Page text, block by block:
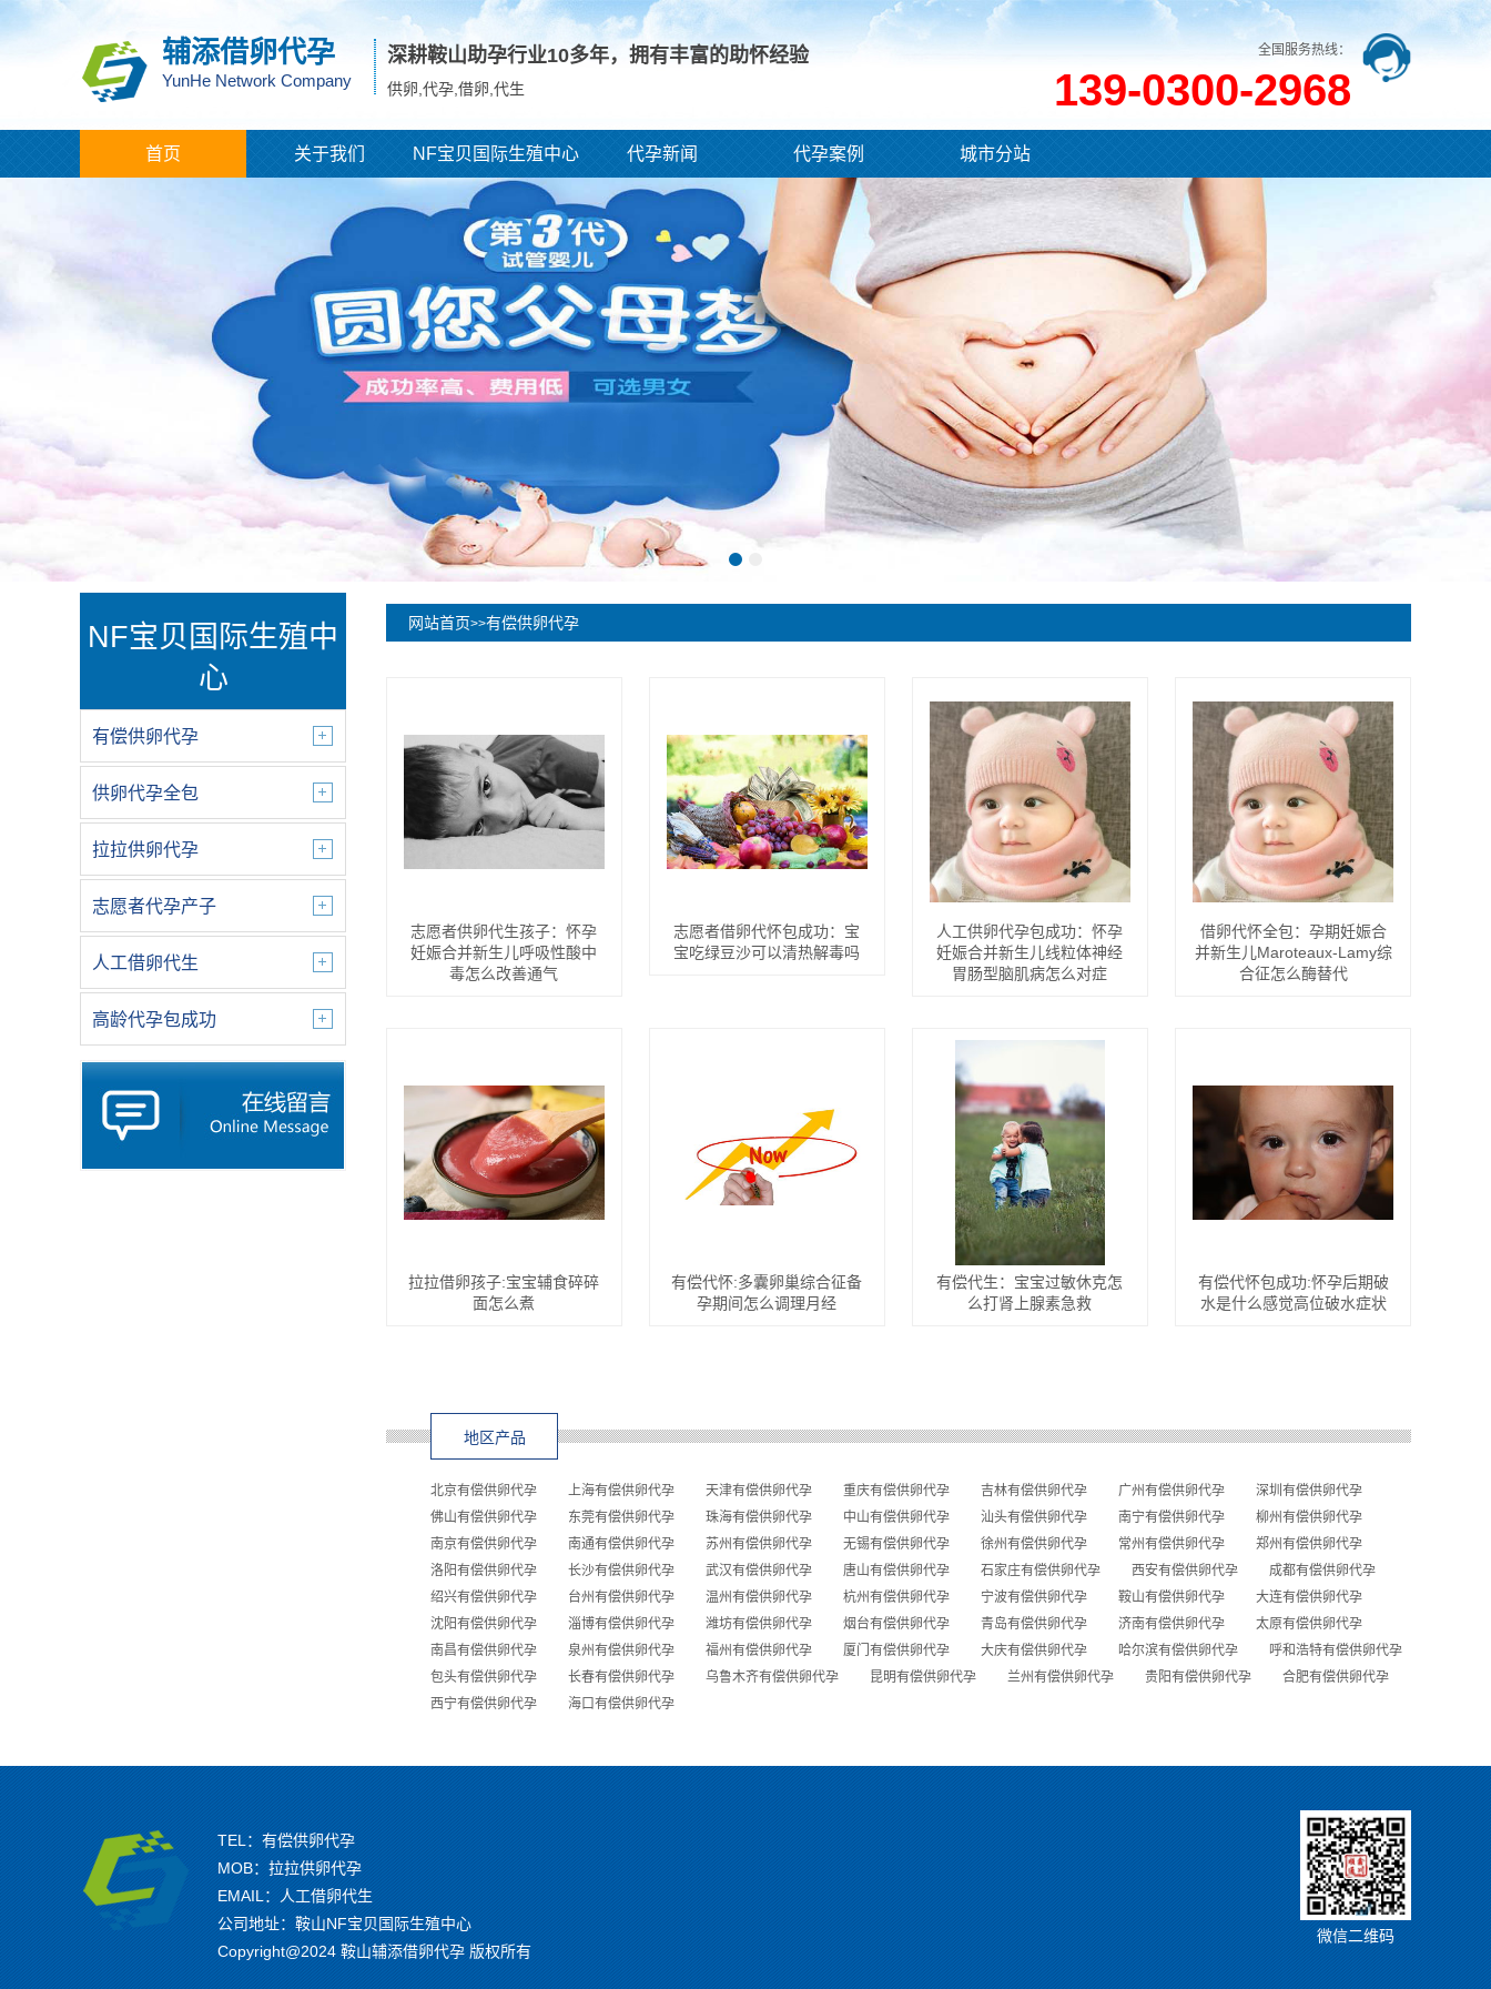
辅添借卵代孕
YunHe Network Company
深耕鞍山助孕行业10多年，拥有丰富的助怀经验
供卵,代孕,借卵,代生
全国服务热线：
139-0300-2968
首页 关于我们 NF宝贝国际生殖中心 代孕新闻 代孕案例 城市分站
NF宝贝国际生殖中
心
有偿供卵代孕
供卵代孕全包
拉拉供卵代孕
志愿者代孕产子
人工借卵代生
高龄代孕包成功
网站首页>>有偿供卵代孕
志愿者供卵代生孩子：怀孕
妊娠合并新生儿呼吸性酸中
毒怎么改善通气
志愿者借卵代怀包成功：宝
宝吃绿豆沙可以清热解毒吗
人工供卵代孕包成功：怀孕
妊娠合并新生儿线粒体神经
胃肠型脑肌病怎么对症
借卵代怀全包：孕期妊娠合
并新生儿Maroteaux-Lamy综
合征怎么酶替代
拉拉借卵孩子:宝宝辅食碎碎
面怎么煮
有偿代怀:多囊卵巢综合征备
孕期间怎么调理月经
有偿代生：宝宝过敏休克怎
么打肾上腺素急救
有偿代怀包成功:怀孕后期破
水是什么感觉高位破水症状
地区产品
北京有偿供卵代孕 上海有偿供卵代孕 天津有偿供卵代孕 重庆有偿供卵代孕 吉林有偿供卵代孕 广州有偿供卵代孕
深圳有偿供卵代孕
佛山有偿供卵代孕
东莞有偿供卵代孕 珠海有偿供卵代孕 中山有偿供卵代孕 汕头有偿供卵代孕 南宁有偿供卵代孕
柳州有偿供卵代孕
南京有偿供卵代孕
南通有偿供卵代孕 苏州有偿供卵代孕 无锡有偿供卵代孕 徐州有偿供卵代孕 常州有偿供卵代孕
郑州有偿供卵代孕
洛阳有偿供卵代孕
长沙有偿供卵代孕 武汉有偿供卵代孕 唐山有偿供卵代孕 石家庄有偿供卵代孕 西安有偿供卵代孕
成都有偿供卵代孕
绍兴有偿供卵代孕
台州有偿供卵代孕 温州有偿供卵代孕 杭州有偿供卵代孕 宁波有偿供卵代孕 鞍山有偿供卵代孕
大连有偿供卵代孕
沈阳有偿供卵代孕
淄博有偿供卵代孕 潍坊有偿供卵代孕 烟台有偿供卵代孕 青岛有偿供卵代孕 济南有偿供卵代孕
太原有偿供卵代孕
南昌有偿供卵代孕
泉州有偿供卵代孕 福州有偿供卵代孕 厦门有偿供卵代孕 大庆有偿供卵代孕 哈尔滨有偿供卵代孕
呼和浩特有偿供卵代孕
包头有偿供卵代孕
长春有偿供卵代孕 乌鲁木齐有偿供卵代孕 昆明有偿供卵代孕 兰州有偿供卵代孕 贵阳有偿供卵代孕
合肥有偿供卵代孕
西宁有偿供卵代孕
海口有偿供卵代孕
TEL：有偿供卵代孕
MOB：拉拉供卵代孕
EMAIL：人工借卵代生
公司地址：鞍山NF宝贝国际生殖中心
Copyright@2024 鞍山辅添借卵代孕 版权所有
微信二维码